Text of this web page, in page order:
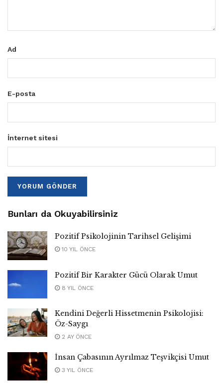
Ad
E-posta
İnternet sitesi
Bunları da Okuyabilirsiniz
Pozitif Psikolojinin Tarihsel Gelişimi
10 YIL ÖNCE
Pozitif Bir Karakter Gücü Olarak Umut
8 YIL ÖNCE
Kendini Değerli Hissetmenin Psikolojisi:
Öz-Saygı
2 AY ÖNCE
İnsan Çabasının Ayrılmaz Teşvikçisi Umut
3 YIL ÖNCE